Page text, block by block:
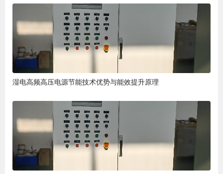
湿电高频高压电源节能技术优势与能效提升原理